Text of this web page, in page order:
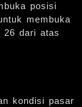
posisi
membuka
26 dari atas
kondisi pasar